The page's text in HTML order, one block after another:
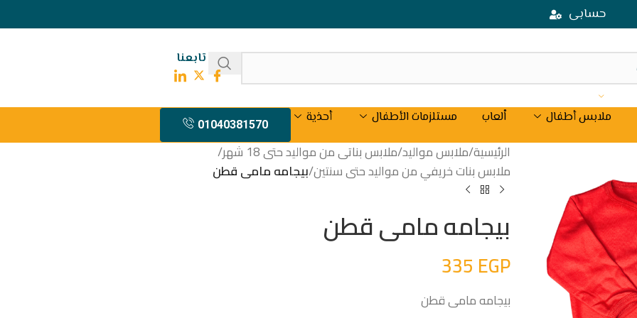
حسابى
تابعنا
ملابس أطفال اْلعاب مستلزمات الأطفال أحذية 01040381570
الرئيسية/ملابس مواليد/ملابس بناتى من مواليد حتى 18 شهر
/
ملابس بنات خريفي من مواليد حتى سنتين/بيجامه مامى قطن
بيجامه مامى قطن
335 EGP
بيجامه مامى قطن